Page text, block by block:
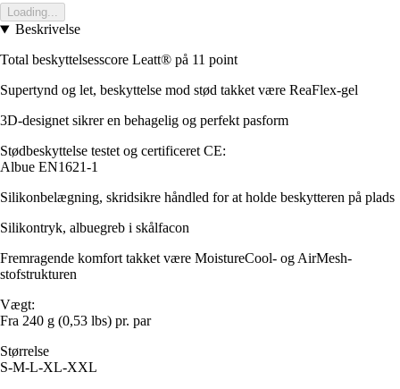
Loading...
Beskrivelse
Total beskyttelsesscore Leatt® på 11 point
Supertynd og let, beskyttelse mod stød takket være ReaFlex-gel
3D-designet sikrer en behagelig og perfekt pasform
Stødbeskyttelse testet og certificeret CE:
Albue EN1621-1
Silikonbelægning, skridsikre håndled for at holde beskytteren på plads
Silikontryk, albuegreb i skålfacon
Fremragende komfort takket være MoistureCool- og AirMesh-
stofstrukturen
Vægt:
Fra 240 g (0,53 lbs) pr. par
Størrelse
S-M-L-XL-XXL